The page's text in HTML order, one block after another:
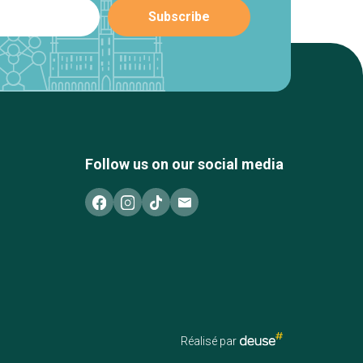
Follow us on our social media
Réalisé par